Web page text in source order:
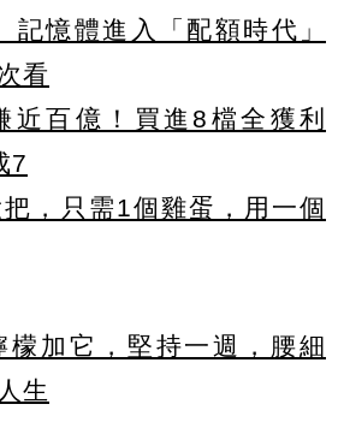
記憶體進入「配額時代」
看
近百億！買進8檔全獲利
7
，只需1個雞蛋，用一個
加它，堅持一週，腰細
生